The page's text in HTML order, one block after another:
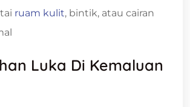
ruam kulit, bintik, atau cairan
Luka Di Kemaluan